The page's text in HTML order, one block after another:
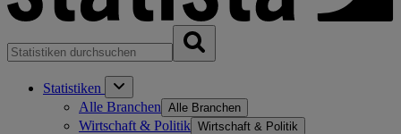
Statistiken
Alle Branchen Alle Branchen
Wirtschaft & Politik Wirtschaft & Politik